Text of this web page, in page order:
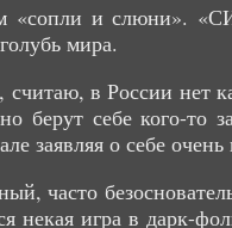
«сопли и слюни».
мира.
в России нет
берут себе кого-то
заявляя о себе
часто
некая игра в дарк-